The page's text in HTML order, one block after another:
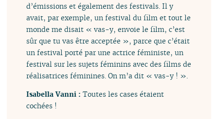
d’émissions et également des festivals. Il y
avait, par exemple, un festival du film et tout le
monde me disait « vas-y, envoie le film, c’est
sûr que tu vas être acceptée », parce que c’était
un festival porté par une actrice féministe, un
festival sur les sujets féminins avec des films de
réalisatrices féminines. On m’a dit « vas-y ! ».
Isabella Vanni :Toutes les cases étaient
cochées !